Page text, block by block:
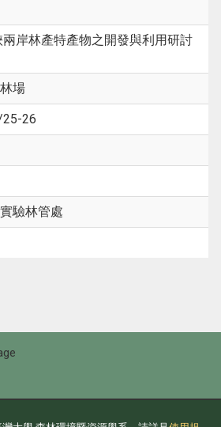
岸林產特產物之開發與利用研討
場
26
驗林管處